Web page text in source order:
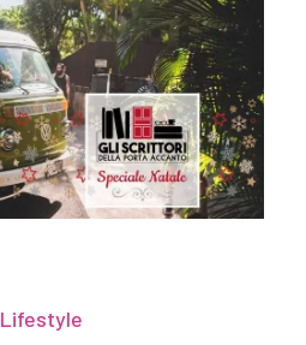
Lifestyle